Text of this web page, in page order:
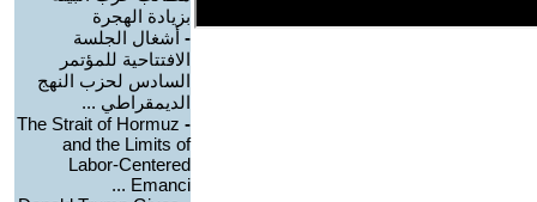
بزيادة الهجرة
- أشغال الجلسة
الافتتاحية للمؤتمر
السادس لحزب النهج
الديمقراطي ...
-
The Strait of Hormuz
and the Limits of
Labor-Centered
Emanci ...